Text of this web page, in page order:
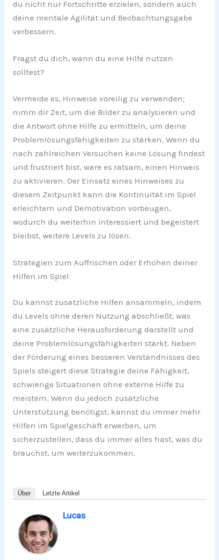
du nicht nur Fortschritte erzielen, sondern auch
deine mentale Agilität und Beobachtungsgabe
verbessern.
Fragst du dich, wann du eine Hilfe nutzen
solltest?
Vermeide es, Hinweise voreilig zu verwenden;
nimm dir Zeit, um die Bilder zu analysieren und
die Antwort ohne Hilfe zu ermitteln, um deine
Problemlösungsfähigkeiten zu stärken. Wenn du
nach zahlreichen Versuchen keine Lösung findest
und frustriert bist, wäre es ratsam, einen Hinweis
zu aktivieren. Der Einsatz eines Hinweises zu
diesem Zeitpunkt kann die Kontinuität im Spiel
erleichtern und Demotivation vorbeugen,
wodurch du weiterhin interessiert und begeistert
bleibst, weitere Levels zu lösen.
Strategien zum Auffrischen oder Erhöhen deiner
Hilfen im Spiel
Du kannst zusätzliche Hilfen ansammeln, indem
du Levels ohne deren Nutzung abschließt, was
eine zusätzliche Herausforderung darstellt und
deine Problemlösungsfähigkeiten stärkt. Neben
der Förderung eines besseren Verständnisses des
Spiels steigert diese Strategie deine Fähigkeit,
schwierige Situationen ohne externe Hilfe zu
meistern. Wenn du jedoch zusätzliche
Unterstützung benötigst, kannst du immer mehr
Hilfen im Spielgeschäft erwerben, um
sicherzustellen, dass du immer alles hast, was du
brauchst, um weiterzukommen.
Über Letzte Artikel
Lucas